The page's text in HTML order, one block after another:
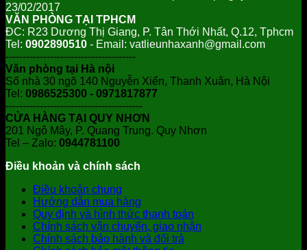
23/02/2017
VĂN PHÒNG TẠI TPHCM
ĐC: R23 Dương Thị Giang, P. Tân Thới Nhất, Q.12, Tphcm
Tel: 0902890510 - Email: vatlieunhaxanh@gmail.com
--------------------------------------
Văn phòng tại Hà nội
Số nhà 30 ngõ 140 Nguyễn Xiển, Thanh Xuân, Hà Nội
Tel: 0986525300 - 0971817877
----------------------------------------
CỬA HÀNG TẠI QUY NHƠN
201 Ngô Mây, P. Quang Trung. Quy Nhơn
Tel – Zalo: 0944781100
Điều khoản và chính sách
Điều khoản chung
Hướng dẫn mua hàng
Quy định và hình thức thanh toán
Chính sách vận chuyển, giao nhận
Chính sách bảo hành và đổi trả